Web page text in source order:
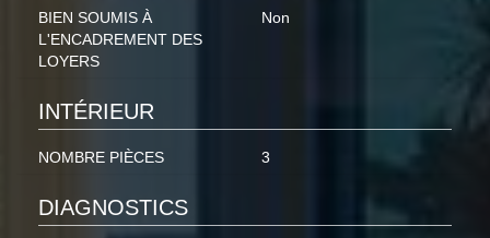
BIEN SOUMIS À
L'ENCADREMENT DES
LOYERS
Non
INTÉRIEUR
NOMBRE PIÈCES 3
DIAGNOSTICS